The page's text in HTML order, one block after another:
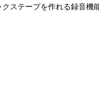
ステープを作れる録音機